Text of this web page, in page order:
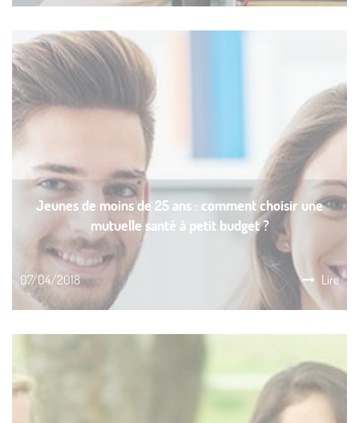
Jeunes de moins de 25 ans : comment choisir une
mutuelle santé à petit budget ?
07/04/2018 Lire